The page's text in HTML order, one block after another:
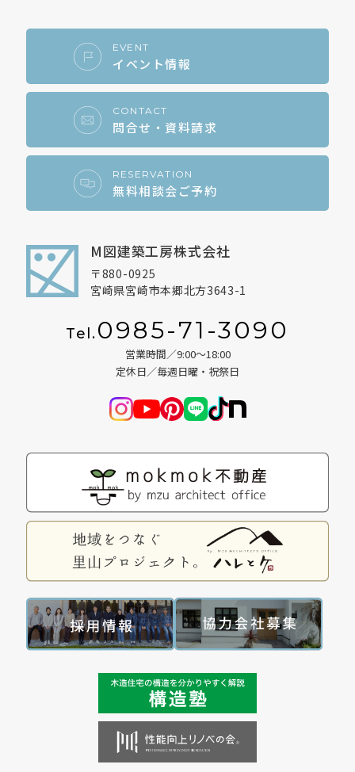
EVENT
イベント情報
CONTACT
問合せ・資料請求
RESERVATION
無料相談会ご予約
M図建築工房株式会社
〒880-0925
宮崎県宮崎市本郷北方3643-1
Tel.0985-71-3090
営業時間／9:00～18:00
定休日／毎週日曜・祝祭日